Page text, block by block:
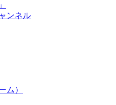
ンネル
ム）